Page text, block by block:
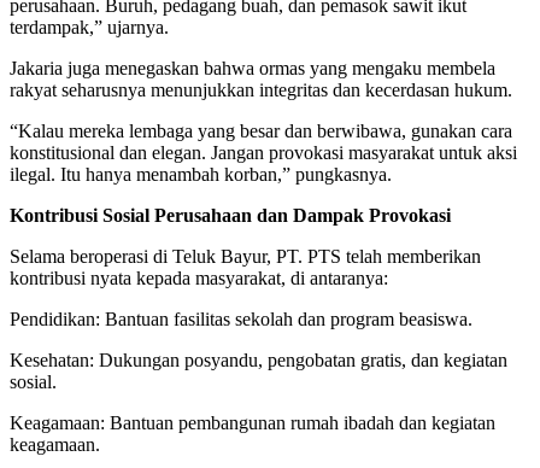
perusahaan. Buruh, pedagang buah, dan pemasok sawit ikut
terdampak,” ujarnya.
Jakaria juga menegaskan bahwa ormas yang mengaku membela
rakyat seharusnya menunjukkan integritas dan kecerdasan hukum.
“Kalau mereka lembaga yang besar dan berwibawa, gunakan cara
konstitusional dan elegan. Jangan provokasi masyarakat untuk aksi
ilegal. Itu hanya menambah korban,” pungkasnya.
Kontribusi Sosial Perusahaan dan Dampak Provokasi
Selama beroperasi di Teluk Bayur, PT. PTS telah memberikan
kontribusi nyata kepada masyarakat, di antaranya:
Pendidikan: Bantuan fasilitas sekolah dan program beasiswa.
Kesehatan: Dukungan posyandu, pengobatan gratis, dan kegiatan
sosial.
Keagamaan: Bantuan pembangunan rumah ibadah dan kegiatan
keagamaan.